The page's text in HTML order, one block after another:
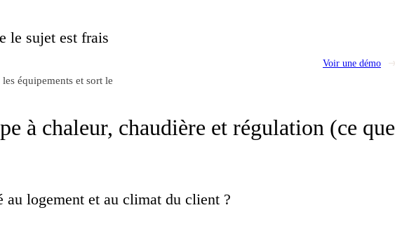
le sujet est frais
équipements et sort le
Voir une démo
à chaleur, chaudière et régulation (ce que
au logement et au climat du client ?